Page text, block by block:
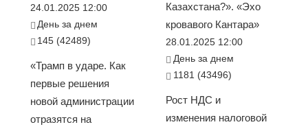
24.01.2025 12:00
День за днем
145 (42489)
«Трамп в ударе. Как
первые решения
новой администрации
отразятся на
Казахстана?». «Эхо
кровавого Кантара»
28.01.2025 12:00
День за днем
1181 (43496)
Рост НДС и
изменения налоговой